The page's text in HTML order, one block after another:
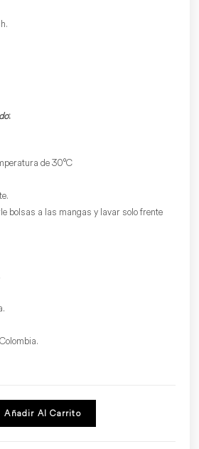
:
de 30°C
bolsas a las mangas y lavar solo frente
Añadir Al Carrito